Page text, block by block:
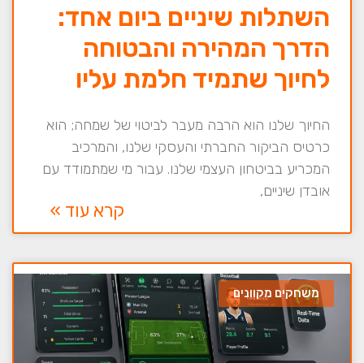
השתלות שיניים ביום אחד:
הדרך המהירה והבטוחה
לחיוך שתמיד חלמת עליו
החיוך שלנו הוא הרבה מעבר לביטוי של שמחה; הוא
כרטיס הביקור החברתי והעסקי שלנו, והמרכיב
המכריע בביטחון העצמי שלנו. עבור מי שמתמודד עם
אובדן שיניים,
קרא עוד »
משחקים מקוונים